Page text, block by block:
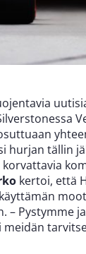
hurjan tällin
kertoi, että
– Pystymme
meidän